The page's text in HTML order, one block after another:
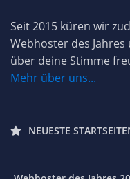
Seit 2015 küren wir
Webhoster des
über deine Stimme
Mehr über uns...
NEUESTE